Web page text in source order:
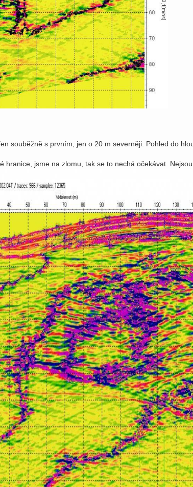
souběžně s prvním, jen o 20 m severněji. Pohled do
hranice, jsme na zlomu, tak se to nechá očekávat.